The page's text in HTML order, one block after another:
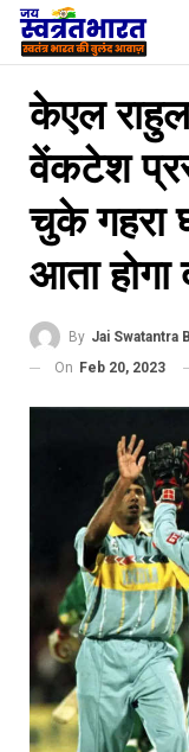
केएल
वेंकटेश
चुके गहरा
आता होगा
By Jai Swatantra
On Feb 20, 2023